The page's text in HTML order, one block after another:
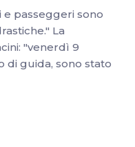
e passeggeri sono
La
"venerdì 9
di guida, sono stato